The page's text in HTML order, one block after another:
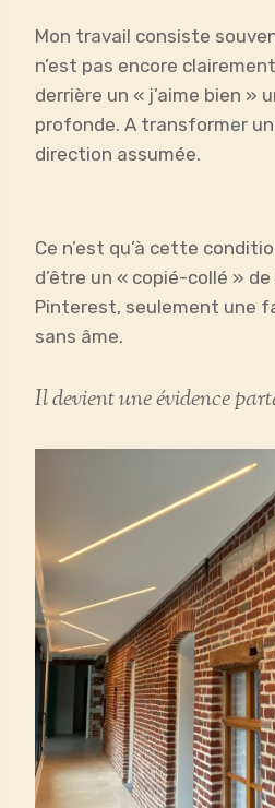
Mon travail consiste
n’est pas encore
derrière un « j’aime bien »
profonde. A transformer
direction assumée.
Ce n’est qu’à cette
d’être un « copié-collé »
Pinterest, seulement une
sans âme.
Il devient une évidence